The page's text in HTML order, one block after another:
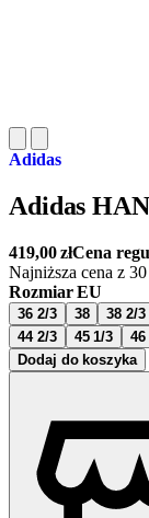
Adidas
Adidas
419,00złCena
Najniższa cena z
Rozmiar EU
36 2/3 38 38 2/3
44 2/3
45 1/3 46
Dodaj do koszyka